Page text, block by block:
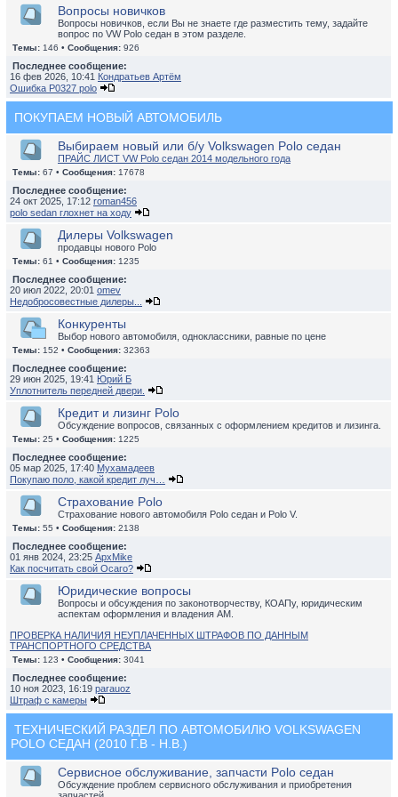
Вопросы новичков
Вопросы новичков, если Вы не знаете где разместить тему, задайте
вопрос по VW Polo седан в этом разделе.
Темы: 146 • Сообщения: 926
Последнее сообщение:
16 фев 2026, 10:41 Кондратьев Артём
Ошибка P0327 polo
ПОКУПАЕМ НОВЫЙ АВТОМОБИЛЬ
Выбираем новый или б/у Volkswagen Polo седан
ПРАЙС ЛИСТ VW Polo седан 2014 модельного года
Темы: 67 • Сообщения: 17678
Последнее сообщение:
24 окт 2025, 17:12 roman456
polo sedan глохнет на ходу
Дилеры Volkswagen
продавцы нового Polo
Темы: 61 • Сообщения: 1235
Последнее сообщение:
20 июл 2022, 20:01 omev
Недобросовестные дилеры...
Конкуренты
Выбор нового автомобиля, одноклассники, равные по цене
Темы: 152 • Сообщения: 32363
Последнее сообщение:
29 июн 2025, 19:41 Юрий Б
Уплотнитель передней двери.
Кредит и лизинг Polo
Обсуждение вопросов, связанных с оформлением кредитов и лизинга.
Темы: 25 • Сообщения: 1225
Последнее сообщение:
05 мар 2025, 17:40 Мухамадеев
Покупаю поло, какой кредит луч…
Страхование Polo
Страхование нового автомобиля Polo седан и Polo V.
Темы: 55 • Сообщения: 2138
Последнее сообщение:
01 янв 2024, 23:25 ApxMike
Как посчитать свой Осаго?
Юридические вопросы
Вопросы и обсуждения по законотворчеству, КОАПу, юридическим
аспектам оформления и владения АМ.
ПРОВЕРКА НАЛИЧИЯ НЕУПЛАЧЕННЫХ ШТРАФОВ ПО ДАННЫМ
ТРАНСПОРТНОГО СРЕДСТВА
Темы: 123 • Сообщения: 3041
Последнее сообщение:
10 ноя 2023, 16:19 parauoz
Штраф с камеры
ТЕХНИЧЕСКИЙ РАЗДЕЛ ПО АВТОМОБИЛЮ VOLKSWAGEN
POLO СЕДАН (2010 Г.В - Н.В.)
Сервисное обслуживание, запчасти Polo седан
Обсуждение проблем сервисного обслуживания и приобретения